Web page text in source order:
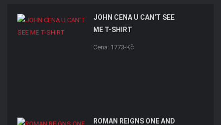
JOHN CENA U CAN'T SEE
ME T-SHIRT
Cena: 1773-Kč
ROMAN REIGNS ONE AND